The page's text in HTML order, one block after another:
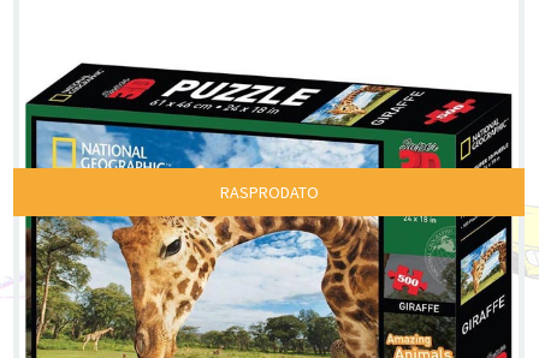
RASPRODATO